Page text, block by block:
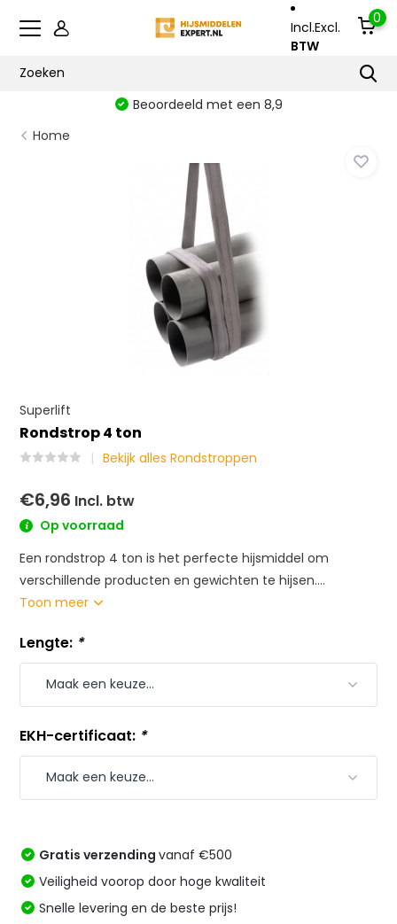
Incl.Excl.
BTW
0
Beoordeeld met een 8,9
Home
Superlift
Rondstrop 4 ton
Bekijk alles Rondstroppen
€6,96 Incl. btw
Op voorraad
Een rondstrop 4 ton is het perfecte hijsmiddel om
verschillende producten en gewichten te hijsen....
Toon meer
Lengte: *
EKH-certificaat: *
Gratis verzendingvanaf €500
Veiligheid voorop door hoge kwaliteit
Snelle levering en de beste prijs!